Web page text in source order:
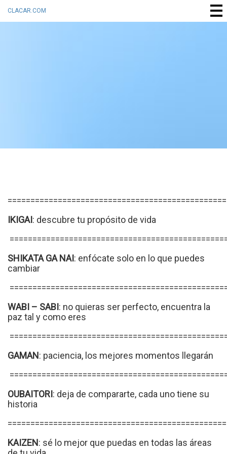
CLACAR.COM
IKIGAI: descubre tu propósito de vida
SHIKATA GA NAI: enfócate solo en lo que puedes
cambiar
WABI – SABI: no quieras ser perfecto, encuentra la
paz tal y como eres
GAMAN: paciencia, los mejores momentos llegarán
OUBAITORI: deja de compararte, cada uno tiene su
historia
KAIZEN: sé lo mejor que puedas en todas las áreas